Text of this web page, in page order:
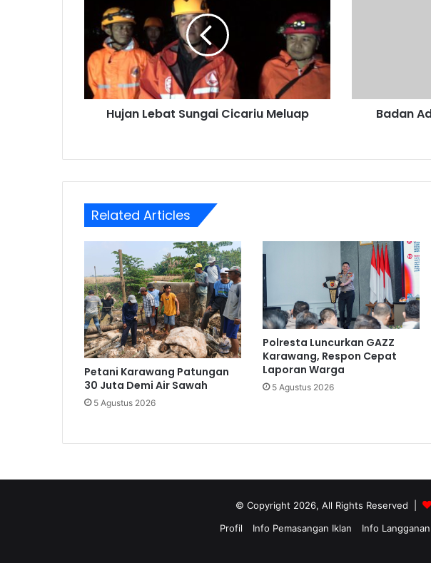
Sungai
Cicariu
Meluap
Hujan Lebat Sungai Cicariu Meluap
Badan
Related Articles
Petani Karawang Patungan
30 Juta Demi Air Sawah
5 Agustus 2026
Polresta Luncurkan GAZZ
Karawang, Respon Cepat
Laporan Warga
5 Agustus 2026
© Copyright 2026, All Rights Reserved |
Profil
Info Pemasangan Iklan Info